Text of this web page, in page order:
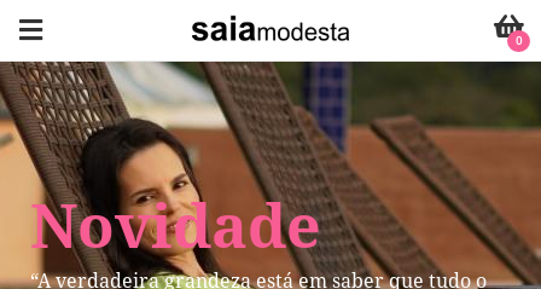
Novidade
“A verdadeira grandeza está em saber que tudo o
0